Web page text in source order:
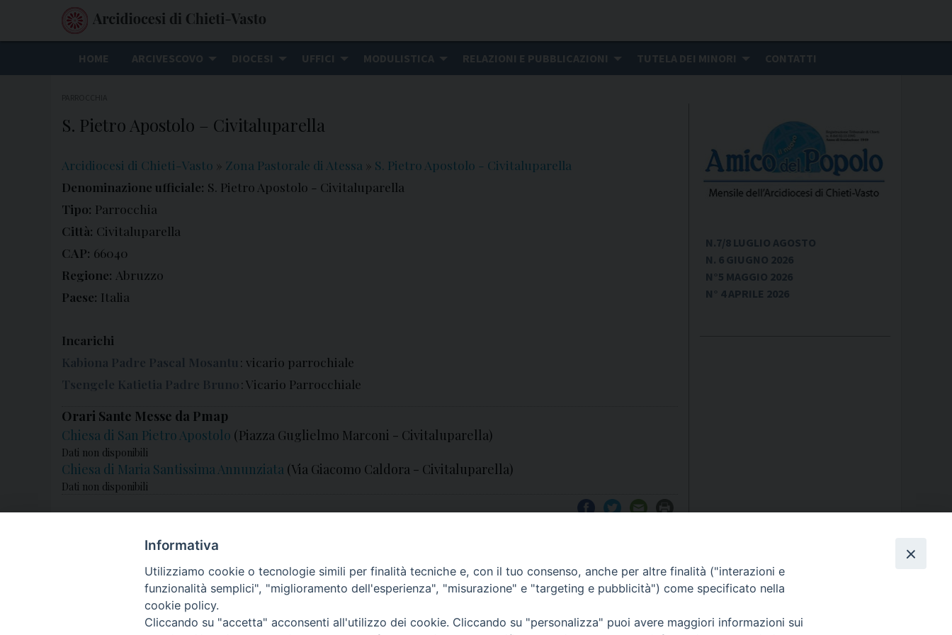
HOME ARCIVESCOVO DIOCESI UFFICI MODULISTICA RELAZIONI E PUBBLICAZIONI TUTELA DEI MINORI CONTATTI
S. Pietro Apostolo – Civitaluparella
Arcidiocesi di Chieti-Vasto » Zona Pastorale di Atessa » S. Pietro Apostolo - Civitaluparella
Denominazione ufficiale: S. Pietro Apostolo - Civitaluparella
Tipo: Parrocchia
Città: Civitaluparella
CAP: 66040
Regione: Abruzzo
Paese: Italia
Incarichi
Kabiona Padre Pascal Mosantu : vicario parrochiale
Tsengele Katietia Padre Bruno: Vicario Parrocchiale
Orari Sante Messe da Pmap
Chiesa di San Pietro Apostolo (Piazza Guglielmo Marconi - Civitaluparella)
Dati non disponibili
Chiesa di Maria Santissima Annunziata (Via Giacomo Caldora - Civitaluparella)
Dati non disponibili
N.7/8 LUGLIO AGOSTO
N. 6 GIUGNO 2026
N°5 MAGGIO 2026
N° 4 APRILE 2026
Informativa
Utilizziamo cookie o tecnologie simili per finalità tecniche e, con il tuo consenso, anche per altre finalità ("interazioni e
funzionalità semplici", "miglioramento dell'esperienza", "misurazione" e "targeting e pubblicità") come specificato nella
cookie policy.
Cliccando su "accetta" acconsenti all'utilizzo dei cookie. Cliccando su "personalizza" puoi avere maggiori informazioni sui